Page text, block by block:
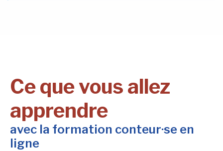
Ce que vous allez
apprendre
avec la formation conteur·se en
ligne